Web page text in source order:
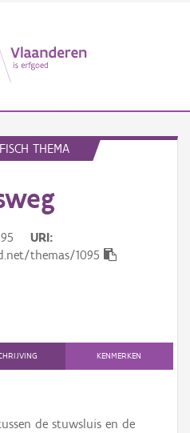
THEMA
URI
themas/1095
KENMERKEN
de stuwsluis en de